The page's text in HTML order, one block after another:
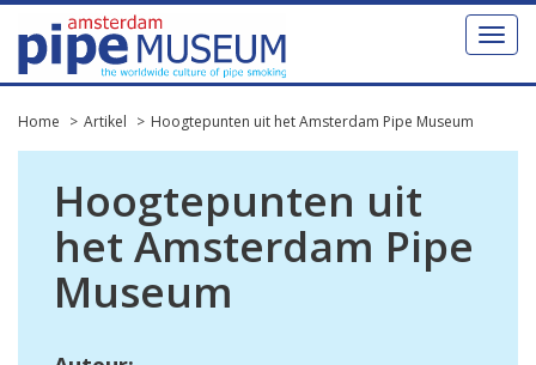
Toggle
Home Artikel Hoogtepunten uit het Amsterdam Pipe Museum
Hoogtepunten uit
het Amsterdam Pipe
Museum